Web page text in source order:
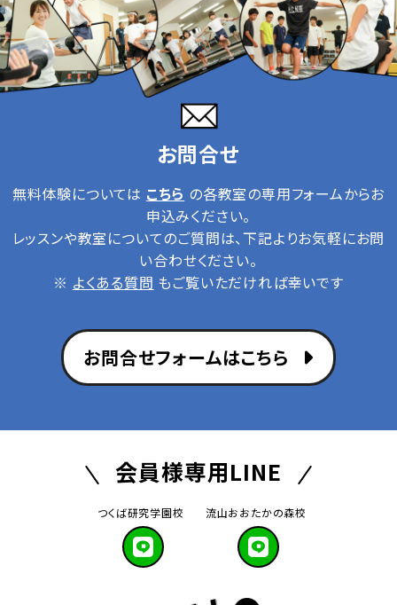
お問合せ
無料体験については こちら の各教室の専用フォームからお
申込みください。
レッスンや教室についてのご質問は、下記よりお気軽にお問
い合わせください。
※ よくある質問 もご覧いただければ幸いです
お問合せフォームはこちら
会員様専用LINE
つくば研究学園校 流山おおたかの森校